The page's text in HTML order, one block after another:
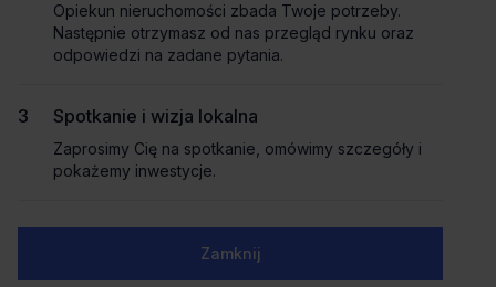
wybrać biuro dopasowane do Twojej firmy.
Napisz do nas!
Płynny proces i oszczędność czasu
skoordynuje cały proces od analizy potrzeb po
przeprowadzkę.
bezpieczną umowę.
Wsparcie techniczne i aranżacyjne
definiujemy standard biura i pomagamy w jego
Opiekun nieruchomości zbada Twoje potrzeby.
Następnie otrzymasz od nas przegląd rynku oraz
odpowiedzi na zadane pytania.
Spotkanie i wizja lokalna
Zaprosimy Cię na spotkanie, omówimy szczegóły i
pokażemy inwestycje.
Zamknij